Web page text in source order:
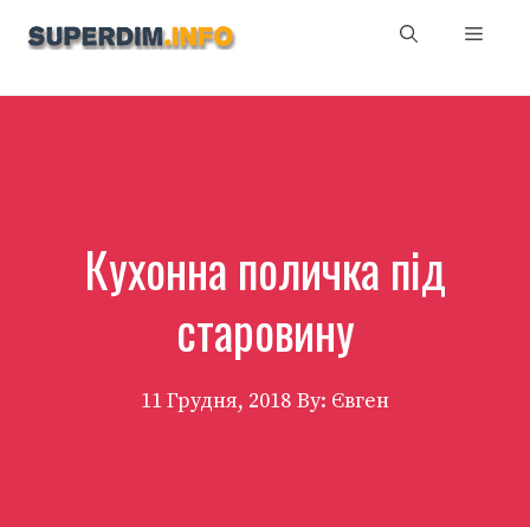
Кухонна поличка під
старовину
11 Грудня, 2018 By: Євген